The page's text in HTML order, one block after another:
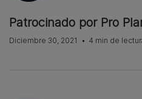
Patrocinado por Pro
Diciembre 30, 2021 4 min de